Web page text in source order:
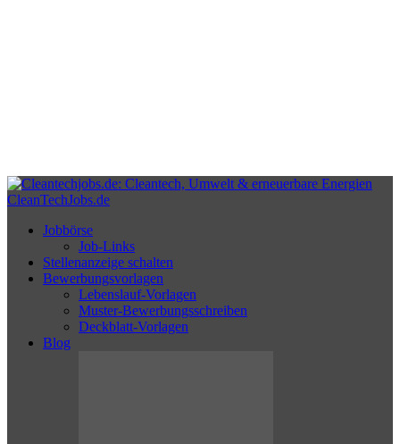
CleanTechJobs.de
Jobbörse
Job-Links
Stellenanzeige schalten
Bewerbungsvorlagen
Lebenslauf-Vorlagen
Muster-Bewerbungsschreiben
Deckblatt-Vorlagen
Blog